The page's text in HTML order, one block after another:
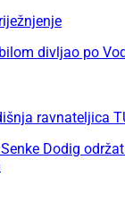
divljao po
ravnateljica
Dodig